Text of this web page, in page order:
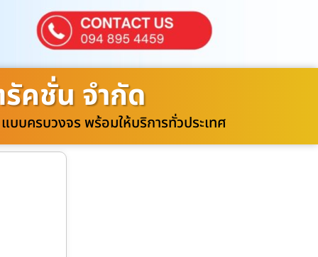
คชั่น จำกัด
บบครบวงจร พร้อมให้บริการทั่วประเทศ